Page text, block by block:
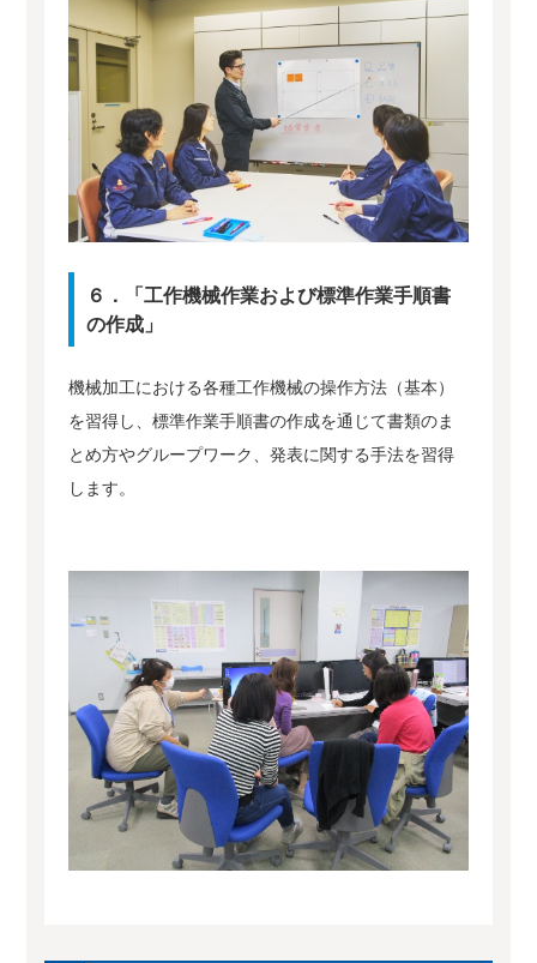
６．「工作機械作業および標準作業手順書
の作成」
機械加工における各種工作機械の操作方法（基本）
を習得し、標準作業手順書の作成を通じて書類のま
とめ方やグループワーク、発表に関する手法を習得
します。